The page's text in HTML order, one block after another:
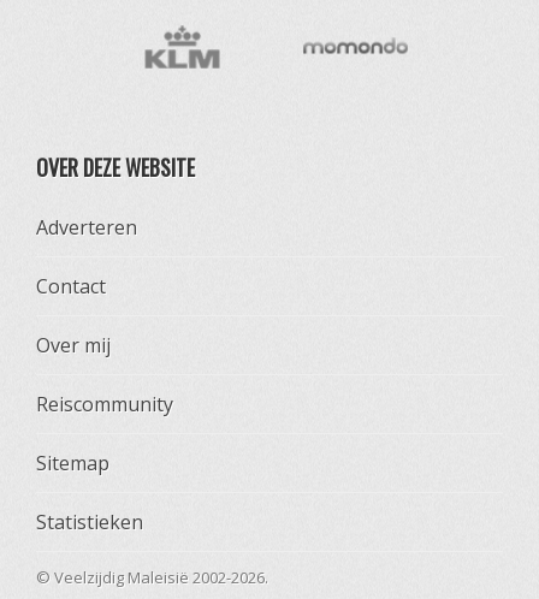
OVER DEZE WEBSITE
Adverteren
Contact
Over mij
Reiscommunity
Sitemap
Statistieken
© Veelzijdig Maleisië 2002-2026.